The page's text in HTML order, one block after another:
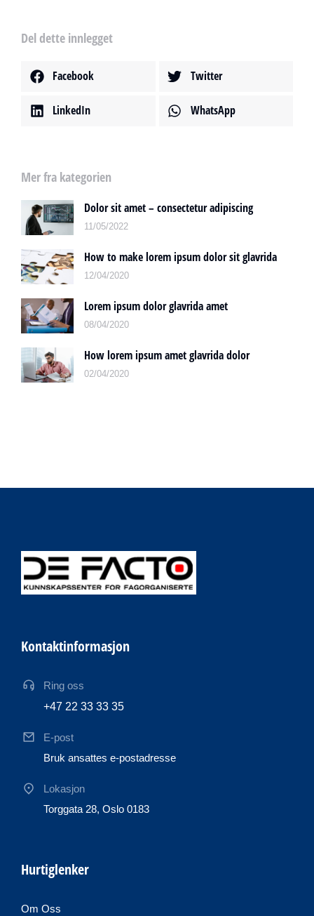
Del dette innlegget
Facebook Twitter
LinkedIn WhatsApp
Mer fra kategorien
Dolor sit amet – consectetur adipiscing
11/05/2022
How to make lorem ipsum dolor sit glavrida
12/04/2020
Lorem ipsum dolor glavrida amet
08/04/2020
How lorem ipsum amet glavrida dolor
02/04/2020
Kontaktinformasjon
Ring oss
+47 22 33 33 35
E-post
Bruk ansattes e-postadresse
Lokasjon
Torggata 28, Oslo 0183
Hurtiglenker
Om Oss